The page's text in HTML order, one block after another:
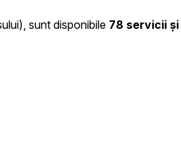
sunt disponibile 78 servicii